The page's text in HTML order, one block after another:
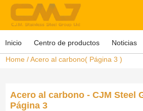
Inicio Centro de productos Noticias
Home /Acero al carbono( Página 3 )
Acero al carbono - CJM Steel
Página 3